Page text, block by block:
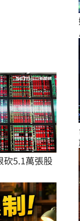
砍5.1萬張股